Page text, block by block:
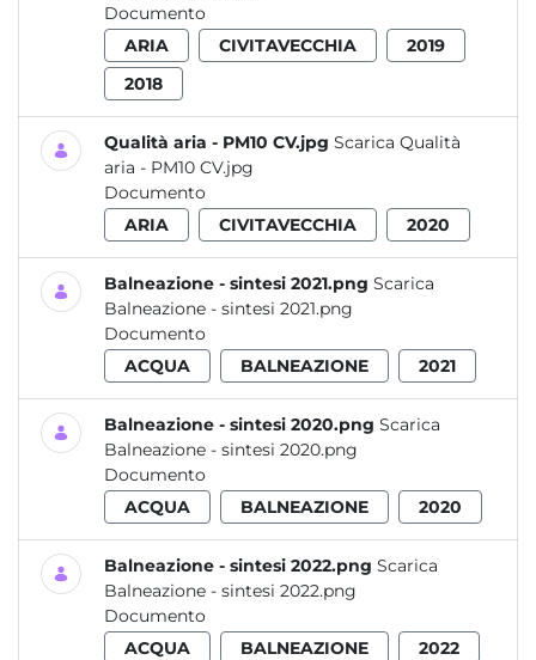
Documento
ARIA
CIVITAVECCHIA
2019
2018
Qualità aria - PM10 CV.jpg Scarica Qualità
aria - PM10 CV.jpg
Documento
ARIA
CIVITAVECCHIA 2020
Balneazione - sintesi 2021.png Scarica
Balneazione - sintesi 2021.png
Documento
ACQUA
BALNEAZIONE 2021
Balneazione - sintesi 2020.png Scarica
Balneazione - sintesi 2020.png
Documento
ACQUA
BALNEAZIONE 2020
Balneazione - sintesi 2022.png Scarica
Balneazione - sintesi 2022.png
Documento
ACQUA
BALNEAZIONE
2022